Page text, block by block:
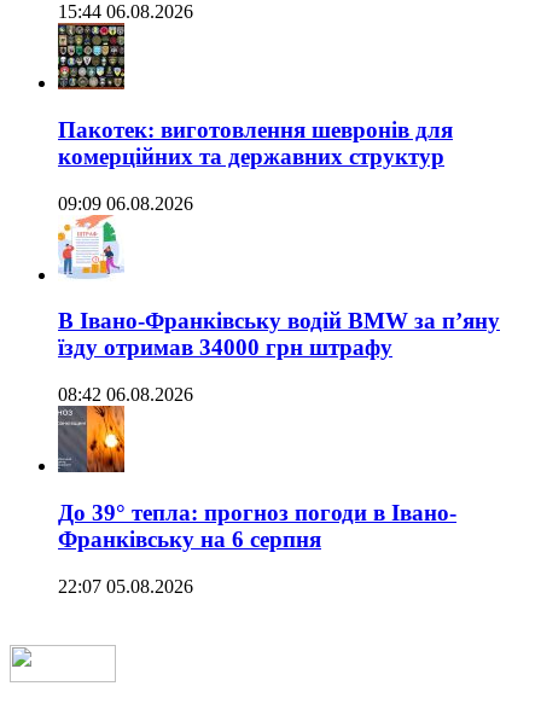
15:44 06.08.2026
Пакотек: виготовлення шевронів для
комерційних та державних структур
09:09 06.08.2026
В Івано-Франківську водій BMW за п’яну
їзду отримав 34000 грн штрафу
08:42 06.08.2026
До 39° тепла: прогноз погоди в Івано-
Франківську на 6 серпня
22:07 05.08.2026